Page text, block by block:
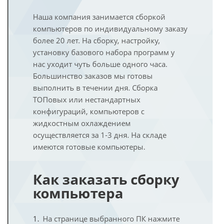
Наша компания занимается сборкой
компьютеров по индивидуальному заказу
более 20 лет. На сборку, настройку,
установку базового набора программ у
нас уходит чуть больше одного часа.
Большинство заказов мы готовы
выполнить в течении дня. Сборка
ТОПовых или нестандартных
конфигураций, компьютеров с
жидкостным охлаждением
осуществляется за 1-3 дня. На складе
имеются готовые компьютеры.
Как заказать сборку
компьютера
На странице выбранного ПК нажмите